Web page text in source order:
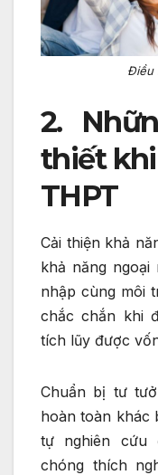
Điều
2.
thiết
THPT
Cải thiện khả
khả năng
nhập cùng môi
chắc chắn khi
tích lũy được
Chuẩn bị tư
hoàn toàn khác
tự nghiên cứu
chóng thích